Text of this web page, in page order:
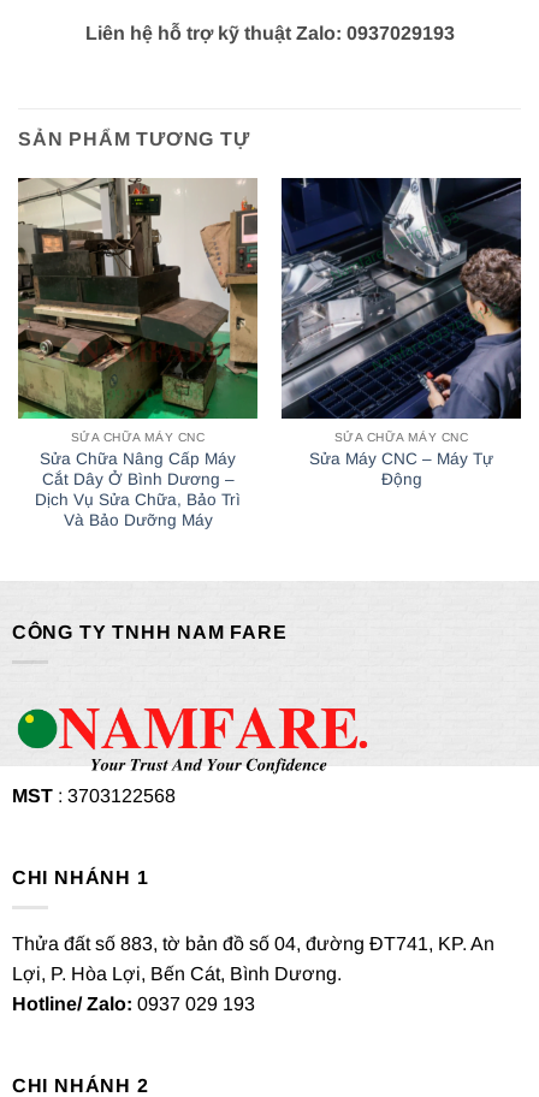
Liên hệ hỗ trợ kỹ thuật Zalo: 0937029193
SẢN PHẨM TƯƠNG TỰ
SỬA CHỮA MÁY CNC
Sửa Chữa Nâng Cấp Máy
Cắt Dây Ở Bình Dương –
Dịch Vụ Sửa Chữa, Bảo Trì
Và Bảo Dưỡng Máy
SỬA CHỮA MÁY CNC
Sửa Máy CNC – Máy Tự
Động
CÔNG TY TNHH NAM FARE
MST: 3703122568
CHI NHÁNH 1
Thửa đất số 883, tờ bản đồ số 04, đường ĐT741, KP. An
Lợi, P. Hòa Lợi, Bến Cát, Bình Dương.
Hotline/ Zalo: 0937 029 193
CHI NHÁNH 2